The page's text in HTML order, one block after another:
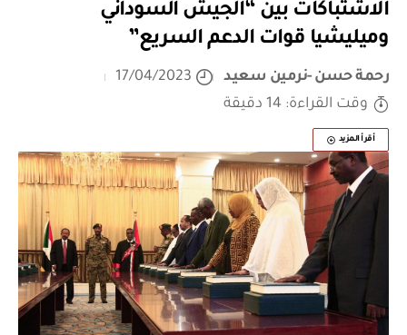
الاشتباكات بين “الجيش السوداني
وميليشيا قوات الدعم السريع”
رحمة حسن -نرمين سعيد
17/04/2023
وقت القراءة: 14 دقيقة
أقرأ المزيد